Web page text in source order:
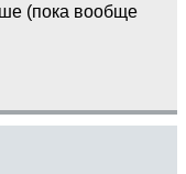
(пока вообще